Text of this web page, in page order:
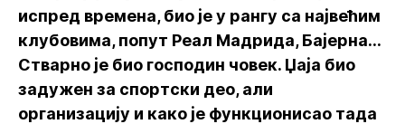
испред времена, био је у рангу са највећим
клубовима, попут Реал Мадрида, Бајерна…
Стварно је био господин човек. Џаја био
задужен за спортски део, али
организацију и како је функционисао тада